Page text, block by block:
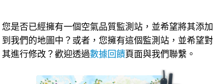
您是否已經擁有一個空氣品質監測站，並希望將其添加
到我們的地圖中？或者，您擁有這個監測站，並希望對
其進行修改？歡迎透過數據回饋頁面與我們聯繫。